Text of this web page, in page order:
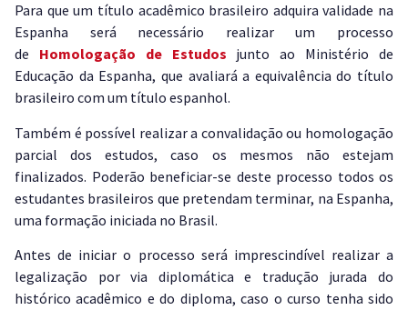
Para que um título acadêmico brasileiro adquira validade na
Espanha será necessário realizar um processo
de Homologação de Estudos junto ao Ministério de
Educação da Espanha, que avaliará a equivalência do título
brasileiro com um título espanhol.
Também é possível realizar a convalidação ou homologação
parcial dos estudos, caso os mesmos não estejam
finalizados. Poderão beneficiar-se deste processo todos os
estudantes brasileiros que pretendam terminar, na Espanha,
uma formação iniciada no Brasil.
Antes de iniciar o processo será imprescindível realizar a
legalização por via diplomática e tradução jurada do
histórico acadêmico e do diploma, caso o curso tenha sido